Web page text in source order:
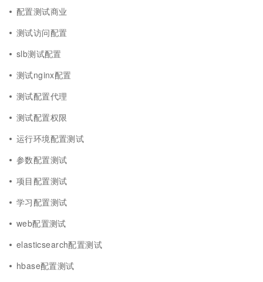
配置测试商业
测试访问配置
slb测试配置
测试nginx配置
测试配置代理
测试配置权限
运行环境配置测试
参数配置测试
项目配置测试
学习配置测试
web配置测试
elasticsearch配置测试
hbase配置测试